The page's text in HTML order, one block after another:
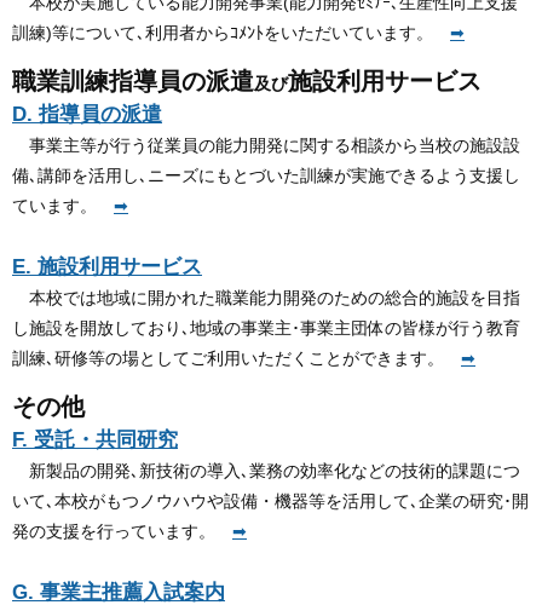
訓練)等について､利用者からｺﾒﾝﾄをいただいています。 ➡
職業訓練指導員の派遣及び施設利用サービス
D. 指導員の派遣
事業主等が行う従業員の能力開発に関する相談から当校の施設設
備､講師を活用し､ニーズにもとづいた訓練が実施できるよう支援し
ています。 ➡
E. 施設利用サービス
本校では地域に開かれた職業能力開発のための総合的施設を目指
し施設を開放しており､地域の事業主･事業主団体の皆様が行う教育
訓練､研修等の場としてご利用いただくことができます。 ➡
その他
F. 受託・共同研究
新製品の開発､新技術の導入､業務の効率化などの技術的課題につ
いて､本校がもつノウハウや設備・機器等を活用して､企業の研究･開
発の支援を行っています。 ➡
G. 事業主推薦入試案内